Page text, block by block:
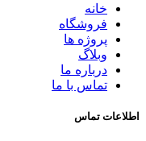
خانه
فروشگاه
پروژه ها
وبلاگ
درباره ما
تماس با ما
اطلاعات تماس